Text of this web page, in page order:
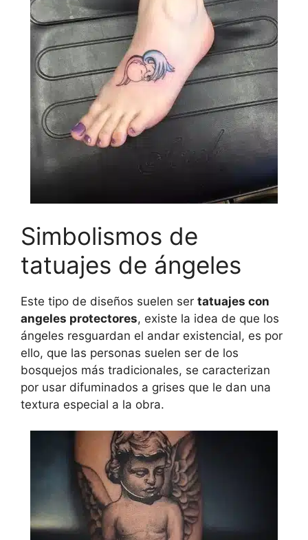
Simbolismos de
tatuajes de ángeles
Este tipo de diseños suelen ser tatuajes con
angeles protectores, existe la idea de que los
ángeles resguardan el andar existencial, es por
ello, que las personas suelen ser de los
bosquejos más tradicionales, se caracterizan
por usar difuminados a grises que le dan una
textura especial a la obra.